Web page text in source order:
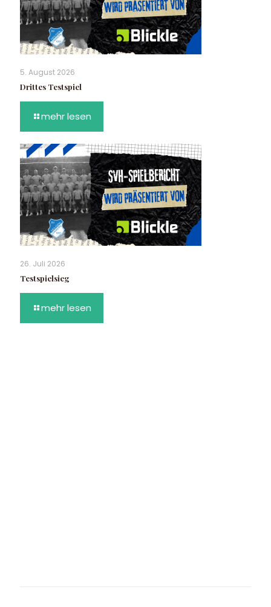
5. August 2026
Drittes Testspiel
mehr lesen
26. Juli 2026
Testspielsieg
mehr lesen